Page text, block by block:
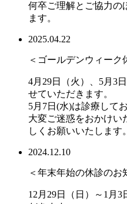
何卒ご理解とご協力の
ます。
2025.04.22
＜ゴールデンウィーク
4月29日（火）、5月3
せていただきます。
5月7日(水)は診療して
大変ご迷惑をおかけい
しくお願いいたします。
2024.12.10
＜年末年始の休診のお
12月29日（日）～1月